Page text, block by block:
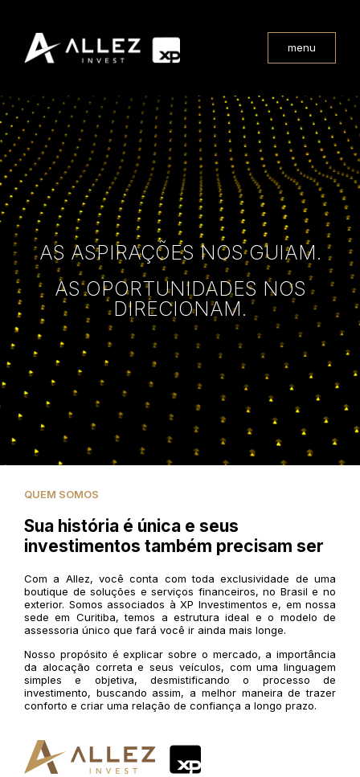
menu
AS ASPIRAÇÕES NOS GUIAM.
AS OPORTUNIDADES NOS
DIRECIONAM.
QUEM SOMOS
Sua história é única e seus
investimentos também precisam ser
Com a Allez, você conta com toda exclusividade de uma
boutique de soluções e serviços financeiros, no Brasil e no
exterior. Somos associados à XP Investimentos e, em nossa
sede em Curitiba, temos a estrutura ideal e o modelo de
assessoria único que fará você ir ainda mais longe.
Nosso propósito é explicar sobre o mercado, a importância
da alocação correta e seus veículos, com uma linguagem
simples e objetiva, desmistificando o processo de
investimento, buscando assim, a melhor maneira de trazer
conforto e criar uma relação de confiança a longo prazo.